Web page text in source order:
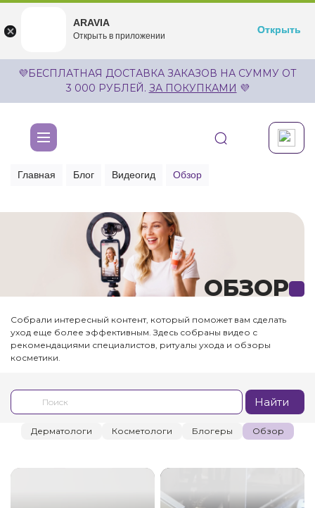
undefined
Бесплатноru.aravia.new
Открыть
💜БЕСПЛАТНАЯ ДОСТАВКА ЗАКАЗОВ НА СУММУ ОТ
3 000 РУБЛЕЙ. ЗА ПОКУПКАМИ 💜
Главная Блог Видеогид Обзор
ОБЗОР
Собрали интересный контент, который поможет вам сделать
уход еще более эффективным. Здесь собраны видео с
рекомендациями специалистов, ритуалы ухода и обзоры
косметики.
Найти
Дерматологи Косметологи Блогеры Обзор
ARAVIA
Открыть в приложении
Открыть